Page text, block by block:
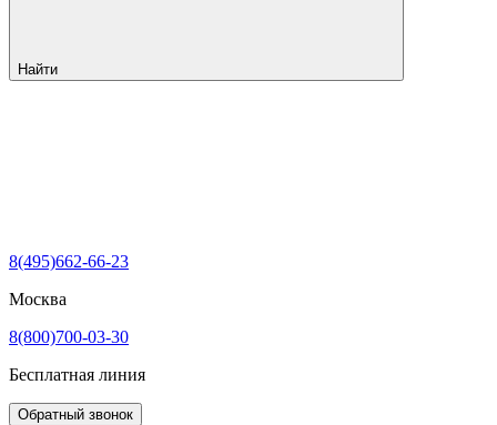
Найти
8(495)662-66-23
Москва
8(800)700-03-30
Бесплатная линия
Обратный звонок